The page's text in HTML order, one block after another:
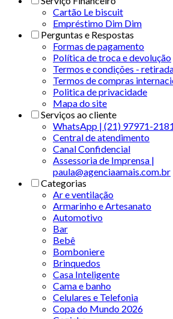
Cartão Le biscuit
Empréstimo Dim Dim
Perguntas e Respostas
Formas de pagamento
Política de troca e devolução
Termos e condições -
Termos de compras
Politica de privacidade
Mapa do site
Serviços ao cliente
WhatsApp | (21) 97971-2181
Central de atendimento
Canal Confidencial
Assessoria de Imprensa |
paula@agenciaamais.com.br
Categorias
Ar e ventilação
Armarinho e Artesanato
Automotivo
Bar
Bebê
Bomboniere
Brinquedos
Casa Inteligente
Cama e banho
Celulares e Telefonia
Copa do Mundo 2026